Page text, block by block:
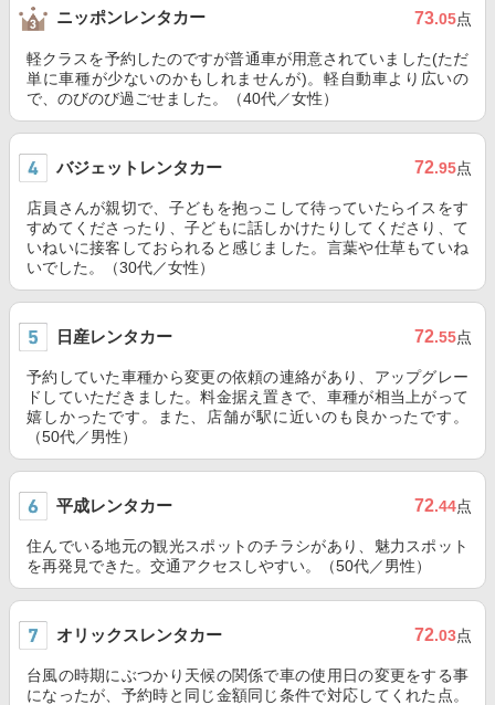
ニッポンレンタカー 73.05点
軽クラスを予約したのですが普通車が用意されていました(ただ
単に車種が少ないのかもしれませんが)。軽自動車より広いの
で、のびのび過ごせました。（40代／女性）
バジェットレンタカー 72.95点
店員さんが親切で、子どもを抱っこして待っていたらイスをす
すめてくださったり、子どもに話しかけたりしてくださり、て
いねいに接客しておられると感じました。言葉や仕草もていね
いでした。（30代／女性）
日産レンタカー 72.55点
予約していた車種から変更の依頼の連絡があり、アップグレー
ドしていただきました。料金据え置きで、車種が相当上がって
嬉しかったです。また、店舗が駅に近いのも良かったです。
（50代／男性）
平成レンタカー 72.44点
住んでいる地元の観光スポットのチラシがあり、魅力スポット
を再発見できた。交通アクセスしやすい。（50代／男性）
オリックスレンタカー 72.03点
台風の時期にぶつかり天候の関係で車の使用日の変更をする事
になったが、予約時と同じ金額同じ条件で対応してくれた点。